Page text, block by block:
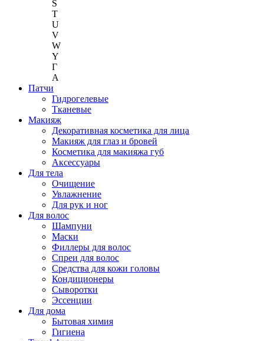
S
T
U
V
W
Y
Г
A
Патчи
Гидрогелевые
Тканевые
Макияж
Декоративная косметика для лица
Макияж для глаз и бровей
Косметика для макияжа губ
Аксессуары
Для тела
Очищение
Увлажнение
Для рук и ног
Для волос
Шампуни
Маски
Филлеры для волос
Спреи для волос
Средства для кожи головы
Кондиционеры
Сыворотки
Эссенции
Для дома
Бытовая химия
Гигиена